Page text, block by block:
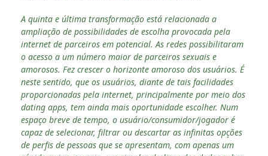
A quinta e última transformação está relacionada a
ampliação de possibilidades de escolha provocada pela
internet de parceiros em potencial. As redes possibilitaram
o acesso a um número maior de parceiros sexuais e
amorosos. Fez crescer o horizonte amoroso dos usuários. É
neste sentido, que os usuários, diante de tais facilidades
proporcionadas pela internet, principalmente por meio dos
dating apps, tem ainda mais oportunidade escolher. Num
espaço breve de tempo, o usuário/consumidor/jogador é
capaz de selecionar, filtrar ou descartar as infinitas opções
de perfis de pessoas que se apresentam, com apenas um